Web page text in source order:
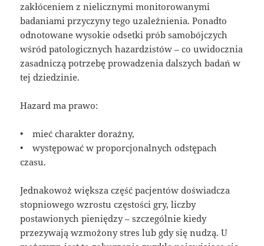
zakłóceniem z nielicznymi monitorowanymi
badaniami przyczyny tego uzależnienia. Ponadto
odnotowane wysokie odsetki prób samobójczych
wśród patologicznych hazardzistów – co uwidocznia
zasadniczą potrzebę prowadzenia dalszych badań w
tej dziedzinie.
Hazard ma prawo:
• mieć charakter doraźny,
• występować w proporcjonalnych odstępach
czasu.
Jednakowoż większa część pacjentów doświadcza
stopniowego wzrostu częstości gry, liczby
postawionych pieniędzy – szczególnie kiedy
przezywają wzmożony stres lub gdy się nudzą. U